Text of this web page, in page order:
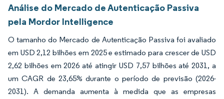
Análise do Mercado de Autenticação Passiva
pela Mordor Intelligence
O tamanho do Mercado de Autenticação Passiva foi avaliado
em USD 2,12 bilhões em 2025 e estimado para crescer de USD
2,62 bilhões em 2026 até atingir USD 7,57 bilhões até 2031, a
um CAGR de 23,65% durante o período de previsão (2026-
2031). A demanda aumenta à medida que as empresas